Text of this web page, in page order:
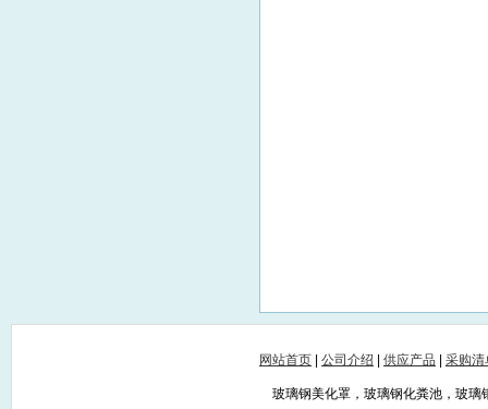
网站首页 公司介绍 供应产品 采购清
玻璃钢美化罩，玻璃钢化粪池，玻